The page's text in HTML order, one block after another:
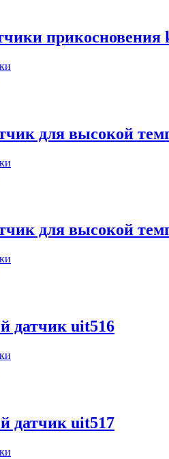
прикосновения
для высокой
для высокой
датчик uit516
датчик uit517